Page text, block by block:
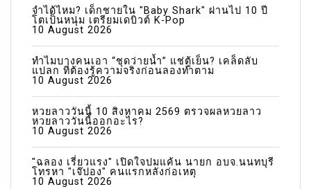
จำได้ไหม? เด็กชายใน "Baby Shark" ผ่านไป 10 ปี
โตเป็นหนุ่ม เตรียมเดบิวต์ K-Pop
10 August 2026
ทำไมบางคนเอา “ชุดว่ายน้ำ” แช่ตู้เย็น? เคล็ดลับ
แปลก ที่ต้องรู้ความจริงก่อนลองทำตาม
10 August 2026
หวยลาววันนี้ 10 สิงหาคม 2569 ตรวจผลหวยลาว
หวยลาววันนี้ออกอะไร?
10 August 2026
"ฉลอง เรี่ยวแรง" เปิดใจปมแค้น นายก อบจ.นนทบุรี
โทรหา "เจ๊ปอง" คนแรกหลังก่อเหตุ
10 August 2026